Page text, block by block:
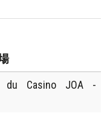
du Casino JOA -